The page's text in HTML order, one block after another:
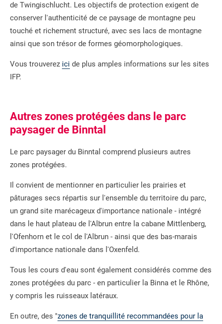
de Twingischlucht. Les objectifs de protection exigent de
conserver l'authenticité de ce paysage de montagne peu
touché et richement structuré, avec ses lacs de montagne
ainsi que son trésor de formes géomorphologiques.
Vous trouverez ici de plus amples informations sur les sites
IFP.
Autres zones protégées dans le parc
paysager de Binntal
Le parc paysager du Binntal comprend plusieurs autres
zones protégées.
Il convient de mentionner en particulier les prairies et
pâturages secs répartis sur l'ensemble du territoire du parc,
un grand site marécageux d'importance nationale - intégré
dans le haut plateau de l'Albrun entre la cabane Mittlenberg,
l'Ofenhorn et le col de l'Albrun - ainsi que des bas-marais
d'importance nationale dans l'Oxenfeld.
Tous les cours d'eau sont également considérés comme des
zones protégées du parc - en particulier la Binna et le Rhône,
y compris les ruisseaux latéraux.
En outre, des "zones de tranquillité recommandées pour la